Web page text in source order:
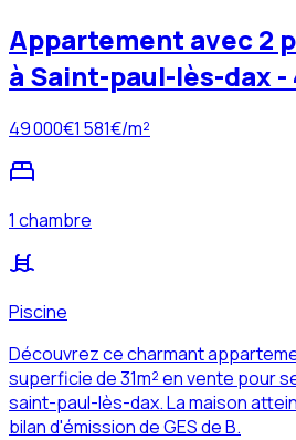
Appartement avec 2
à Saint-paul-lès-dax -
49 000€1 581€/m²
1 chambre
Piscine
Découvrez ce charmant
superficie de 31m² en vente pour
saint-paul-lès-dax. La maison
bilan d'émission de GES de B.